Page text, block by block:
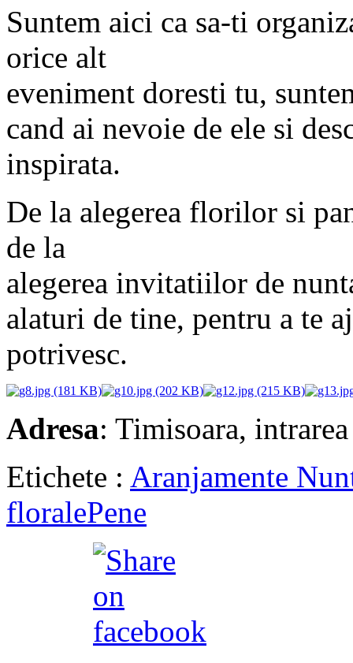
Suntem aici ca sa-ti
orice alt
eveniment doresti tu,
cand ai nevoie de ele si
inspirata.
De la alegerea florilor si
de la
alegerea invitatiilor de
alaturi de tine, pentru a te
potrivesc.
Adresa: Timisoara,
Etichete : Aranjamente
floralePene